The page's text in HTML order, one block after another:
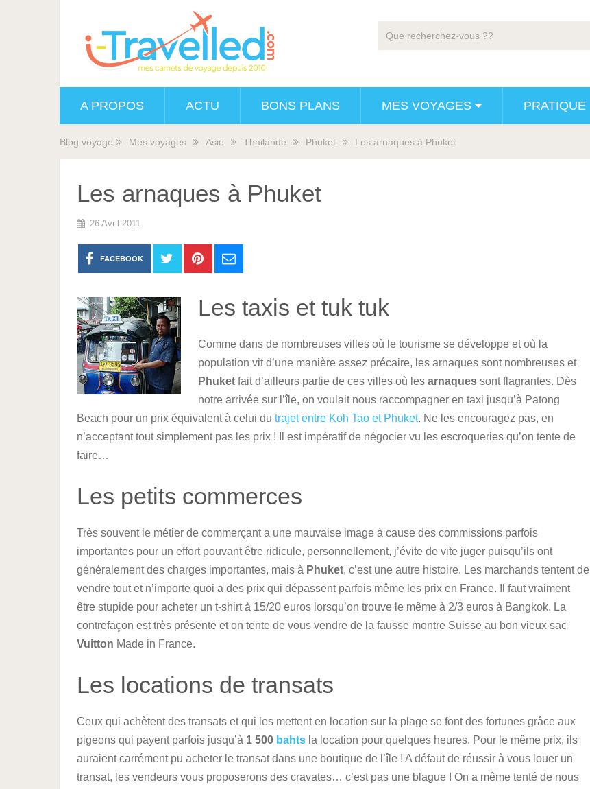
A PROPOS ACTU BONS PLANS MES VOYAGES PRATIQUE
Blog voyage Mes voyages Asie Thailande Phuket Les arnaques à Phuket
Les arnaques à Phuket
26 Avril 2011
FACEBOOK
Les taxis et tuk tuk
Comme dans de nombreuses villes où le tourisme se développe et où la
population vit d’une manière assez précaire, les arnaques sont nombreuses et
Phuket fait d’ailleurs partie de ces villes où lesarnaques sont flagrantes. Dès
notre arrivée sur l’île, on voulait nous raccompagner en taxi jusqu’à Patong
Beach pour un prix équivalent à celui du trajet entre Koh Tao et Phuket. Ne les encouragez pas, en
n’acceptant tout simplement pas les prix ! Il est impératif de négocier vu les escroqueries qu’on tente de
faire…
Les petits commerces
Très souvent le métier de commerçant a une mauvaise image à cause des commissions parfois
importantes pour un effort pouvant être ridicule, personnellement, j’évite de vite juger puisqu’ils ont
généralement des charges importantes, mais à Phuket, c’est une autre histoire. Les marchands tentent de
vendre tout et n’importe quoi a des prix qui dépassent parfois même les prix en France. Il faut vraiment
être stupide pour acheter un t-shirt à 15/20 euros lorsqu’on trouve le même à 2/3 euros à Bangkok. La
contrefaçon est très présente et on tente de vous vendre de la fausse montre Suisse au bon vieux sac
Vuitton Made in France.
Les locations de transats
Ceux qui achètent des transats et qui les mettent en location sur la plage se font des fortunes grâce aux
pigeons qui payent parfois jusqu’à 1 500 bahts la location pour quelques heures. Pour le même prix, ils
auraient carrément pu acheter le transat dans une boutique de l’île ! A défaut de réussir à vous louer un
transat, les vendeurs vous proposerons des cravates… c’est pas une blague ! On a même tenté de nous